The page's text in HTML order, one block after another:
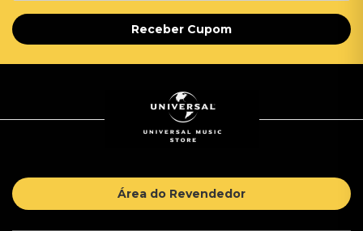
Receber Cupom
Área do Revendedor